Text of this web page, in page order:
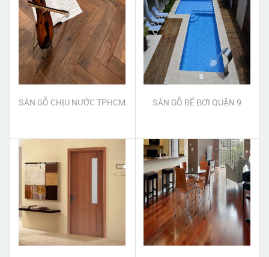
SÀN GỖ CHỊU NƯỚC TPHCM SÀN GỖ BỂ BƠI QUẬN 9